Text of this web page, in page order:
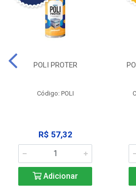
POLI PROTER
Código: POLI
R$ 57,32
Adicionar